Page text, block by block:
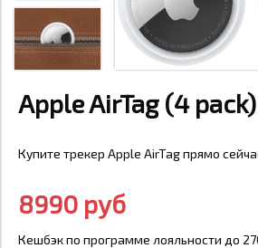
Apple AirTag (4 pack)
Купите трекер Apple AirTag прямо
8990 руб
Кешбэк по программе лояльности до